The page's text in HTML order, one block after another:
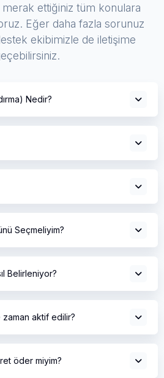
merak ettiğiniz tüm konulara
Eğer daha fazla sorunuz
ekibimizle de iletişime
Nedir?
Seçmeliyim?
Belirleniyor?
aktif edilir?
öder miyim?